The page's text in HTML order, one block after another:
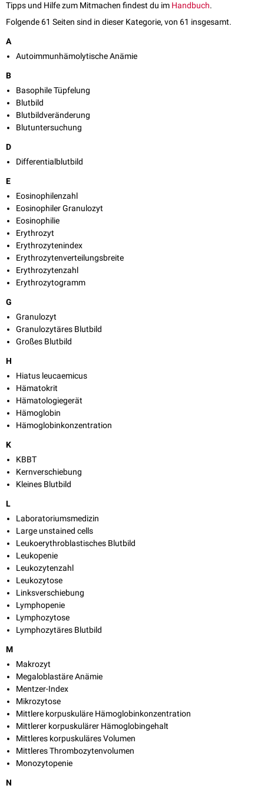
Tipps und Hilfe zum Mitmachen findest du im Handbuch.
Folgende 61 Seiten sind in dieser Kategorie, von 61 insgesamt.
A
Autoimmunhämolytische Anämie
B
Basophile Tüpfelung
Blutbild
Blutbildveränderung
Blutuntersuchung
D
Differentialblutbild
E
Eosinophilenzahl
Eosinophiler Granulozyt
Eosinophilie
Erythrozyt
Erythrozytenindex
Erythrozytenverteilungsbreite
Erythrozytenzahl
Erythrozytogramm
G
Granulozyt
Granulozytäres Blutbild
Großes Blutbild
H
Hiatus leucaemicus
Hämatokrit
Hämatologiegerät
Hämoglobin
Hämoglobinkonzentration
K
KBBT
Kernverschiebung
Kleines Blutbild
L
Laboratoriumsmedizin
Large unstained cells
Leukoerythroblastisches Blutbild
Leukopenie
Leukozytenzahl
Leukozytose
Linksverschiebung
Lymphopenie
Lymphozytose
Lymphozytäres Blutbild
M
Makrozyt
Megaloblastäre Anämie
Mentzer-Index
Mikrozytose
Mittlere korpuskuläre Hämoglobinkonzentration
Mittlerer korpuskulärer Hämoglobingehalt
Mittleres korpuskuläres Volumen
Mittleres Thrombozytenvolumen
Monozytopenie
N